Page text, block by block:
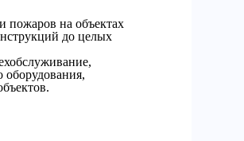
пожаров на объектах
до целых